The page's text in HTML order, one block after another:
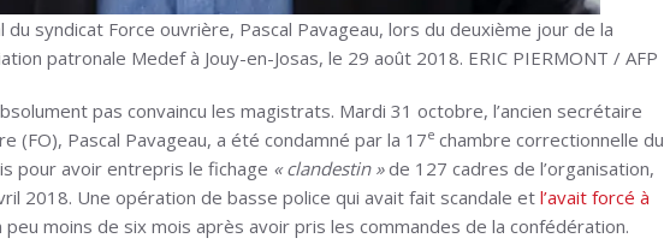
syndicat Force ouvrière, Pascal Pavageau, lors du deuxième jour de la
patronale Medef à Jouy-en-Josas, le 29 août 2018. ERIC PIERMONT / AFP
pas convaincu les magistrats. Mardi 31 octobre, l’ancien secrétaire
(FO), Pascal Pavageau, a été condamné par la 17e chambre correctionnelle du
pour avoir entrepris le fichage « clandestin »de 127 cadres de l’organisation,
2018. Une opération de basse police qui avait fait scandale et l’avait forcé à
peu moins de six mois après avoir pris les commandes de la confédération.